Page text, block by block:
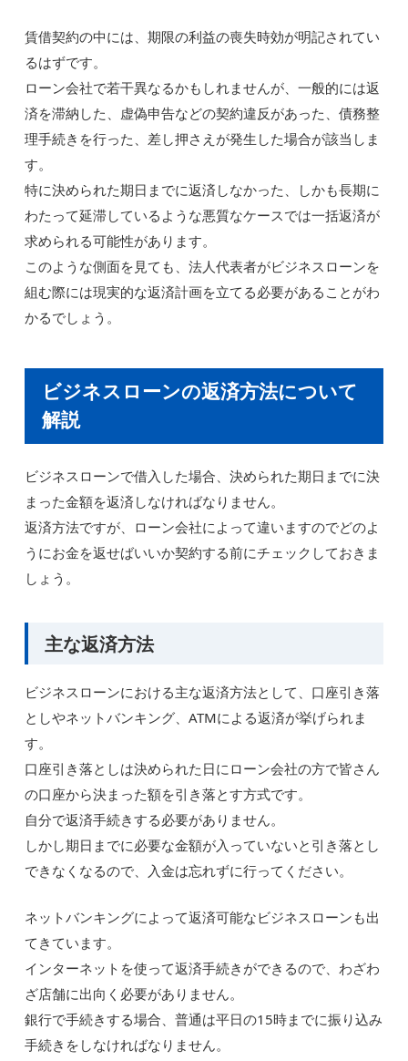
賃借契約の中には、期限の利益の喪失時効が明記されてい
るはずです。
ローン会社で若干異なるかもしれませんが、一般的には返
済を滞納した、虚偽申告などの契約違反があった、債務整
理手続きを行った、差し押さえが発生した場合が該当しま
す。
特に決められた期日までに返済しなかった、しかも長期に
わたって延滞しているような悪質なケースでは一括返済が
求められる可能性があります。
このような側面を見ても、法人代表者がビジネスローンを
組む際には現実的な返済計画を立てる必要があることがわ
かるでしょう。
ビジネスローンの返済方法について
解説
ビジネスローンで借入した場合、決められた期日までに決
まった金額を返済しなければなりません。
返済方法ですが、ローン会社によって違いますのでどのよ
うにお金を返せばいいか契約する前にチェックしておきま
しょう。
主な返済方法
ビジネスローンにおける主な返済方法として、口座引き落
としやネットバンキング、ATMによる返済が挙げられま
す。
口座引き落としは決められた日にローン会社の方で皆さん
の口座から決まった額を引き落とす方式です。
自分で返済手続きする必要がありません。
しかし期日までに必要な金額が入っていないと引き落とし
できなくなるので、入金は忘れずに行ってください。
ネットバンキングによって返済可能なビジネスローンも出
てきています。
インターネットを使って返済手続きができるので、わざわ
ざ店舗に出向く必要がありません。
銀行で手続きする場合、普通は平日の15時までに振り込み
手続きをしなければなりません。